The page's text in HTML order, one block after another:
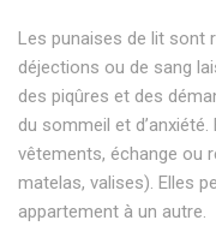
Les punaises de lit sont
déjections ou de sang
des piqûres et des
du sommeil et
vêtements, échange ou
matelas, valises). Elles
appartement à un autre.